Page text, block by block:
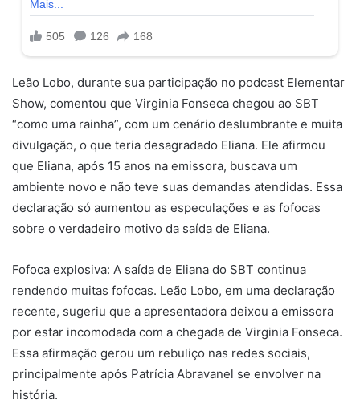
Leão Lobo, durante sua participação no podcast Elementar
Show, comentou que Virginia Fonseca chegou ao SBT
“como uma rainha”, com um cenário deslumbrante e muita
divulgação, o que teria desagradado Eliana. Ele afirmou
que Eliana, após 15 anos na emissora, buscava um
ambiente novo e não teve suas demandas atendidas. Essa
declaração só aumentou as especulações e as fofocas
sobre o verdadeiro motivo da saída de Eliana.
Fofoca explosiva: A saída de Eliana do SBT continua
rendendo muitas fofocas. Leão Lobo, em uma declaração
recente, sugeriu que a apresentadora deixou a emissora
por estar incomodada com a chegada de Virginia Fonseca.
Essa afirmação gerou um rebuliço nas redes sociais,
principalmente após Patrícia Abravanel se envolver na
história.